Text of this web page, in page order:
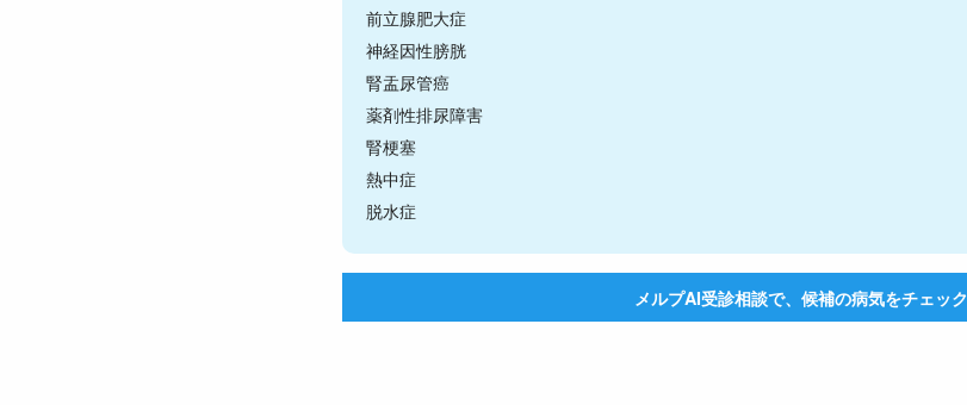
前立腺肥大症
神経因性膀胱
腎盂尿管癌
薬剤性排尿障害
腎梗塞
熱中症
脱水症
メルプAI受診相談で、候補の病気をチェック